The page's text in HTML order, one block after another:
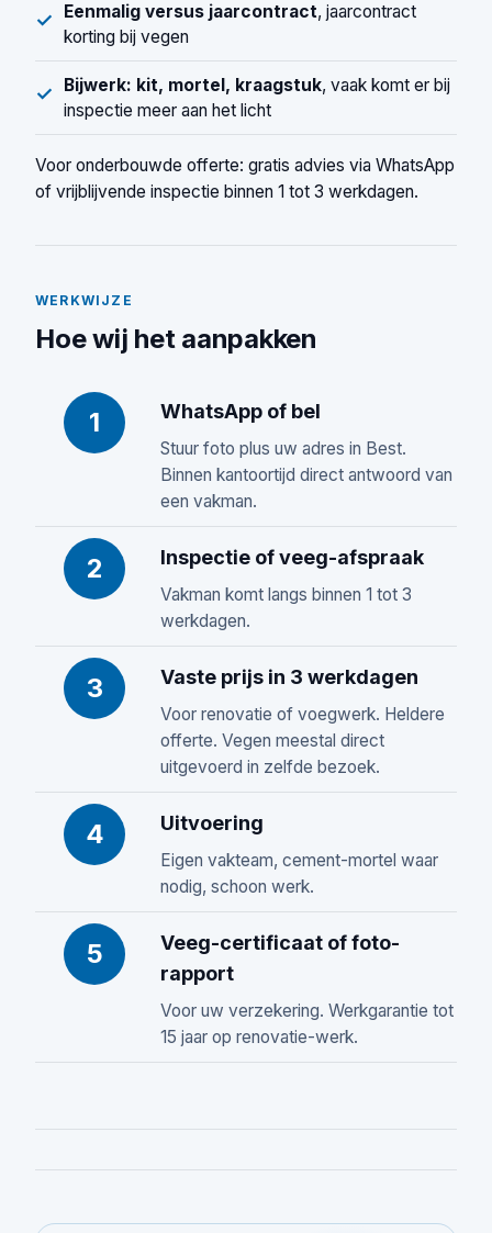
✓ Eenmalig versus jaarcontract, jaarcontract
korting bij vegen
✓ Bijwerk: kit, mortel, kraagstuk, vaak komt er bij
inspectie meer aan het licht
Voor onderbouwde offerte: gratis advies via WhatsApp
of vrijblijvende inspectie binnen 1 tot 3 werkdagen.
WERKWIJZE
Hoe wij het aanpakken
1 WhatsApp of bel
Stuur foto plus uw adres in Best.
Binnen kantoortijd direct antwoord van
een vakman.
2 Inspectie of veeg-afspraak
Vakman komt langs binnen 1 tot 3
werkdagen.
3 Vaste prijs in 3 werkdagen
Voor renovatie of voegwerk. Heldere
offerte. Vegen meestal direct
uitgevoerd in zelfde bezoek.
4 Uitvoering
Eigen vakteam, cement-mortel waar
nodig, schoon werk.
5
Veeg-certificaat of foto-
rapport
Voor uw verzekering. Werkgarantie tot
15 jaar op renovatie-werk.